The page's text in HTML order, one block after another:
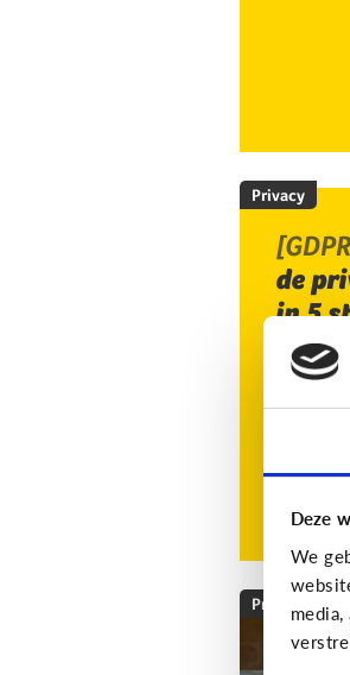
Deze
We
Privacy
de
in 5
Privacy
Mag